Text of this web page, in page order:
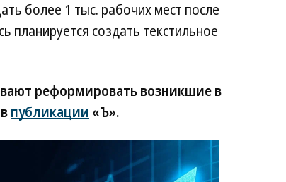
более 1 тыс. рабочих мест после
планируется создать текстильное
реформировать возникшие в
публикации «Ъ».